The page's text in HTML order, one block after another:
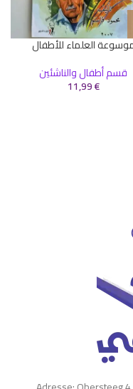
العلماء للأطفال
قسم أطفال والناشئين
11,99€